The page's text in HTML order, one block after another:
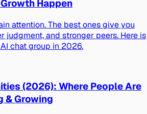
Happen
attention. The best ones give you
judgment, and stronger peers. Here is
chat group in 2026.
(2026): Where People Are
& Growing